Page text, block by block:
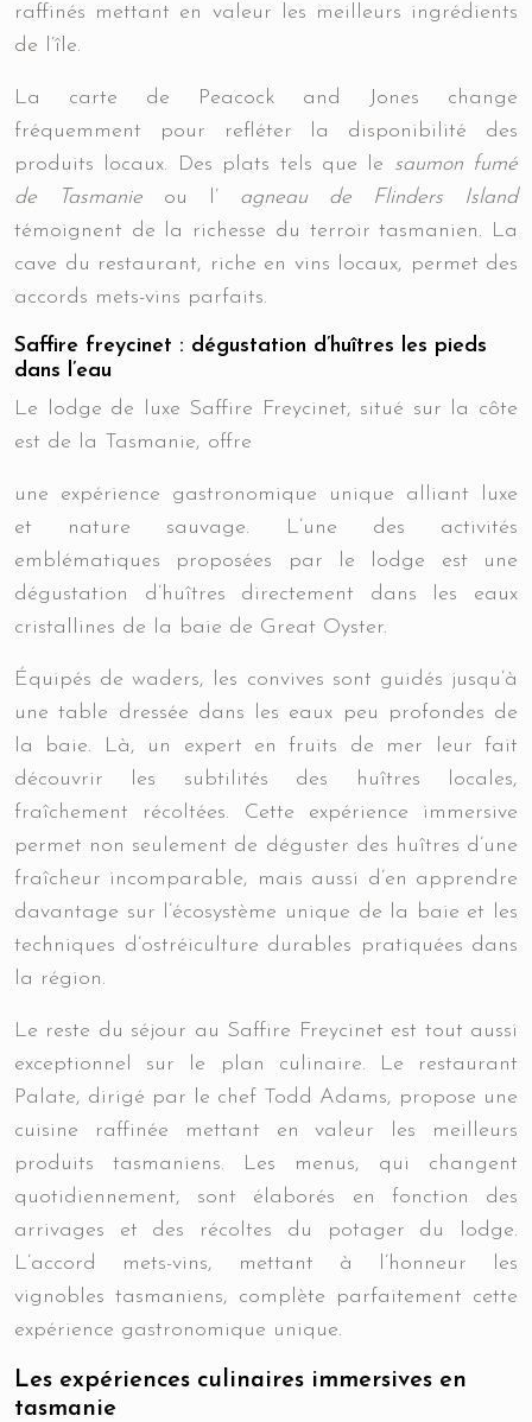
raffinés mettant en valeur les meilleurs ingrédients
de l’île.
La carte de Peacock and Jones change
fréquemment pour refléter la disponibilité des
produits locaux. Des plats tels que le saumon fumé
de Tasmanie ou l’ agneau de Flinders Island
témoignent de la richesse du terroir tasmanien. La
cave du restaurant, riche en vins locaux, permet des
accords mets-vins parfaits.
Saffire freycinet : dégustation d’huîtres les pieds
dans l’eau
Le lodge de luxe Saffire Freycinet, situé sur la côte
est de la Tasmanie, offre
une expérience gastronomique unique alliant luxe
et nature sauvage. L’une des activités
emblématiques proposées par le lodge est une
dégustation d’huîtres directement dans les eaux
cristallines de la baie de Great Oyster.
Équipés de waders, les convives sont guidés jusqu’à
une table dressée dans les eaux peu profondes de
la baie. Là, un expert en fruits de mer leur fait
découvrir les subtilités des huîtres locales,
fraîchement récoltées. Cette expérience immersive
permet non seulement de déguster des huîtres d’une
fraîcheur incomparable, mais aussi d’en apprendre
davantage sur l’écosystème unique de la baie et les
techniques d’ostréiculture durables pratiquées dans
la région.
Le reste du séjour au Saffire Freycinet est tout aussi
exceptionnel sur le plan culinaire. Le restaurant
Palate, dirigé par le chef Todd Adams, propose une
cuisine raffinée mettant en valeur les meilleurs
produits tasmaniens. Les menus, qui changent
quotidiennement, sont élaborés en fonction des
arrivages et des récoltes du potager du lodge.
L’accord mets-vins, mettant à l’honneur les
vignobles tasmaniens, complète parfaitement cette
expérience gastronomique unique.
Les expériences culinaires immersives en
tasmanie